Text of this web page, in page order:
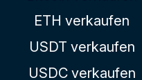
ETH verkaufen
USDT verkaufen
USDC verkaufen